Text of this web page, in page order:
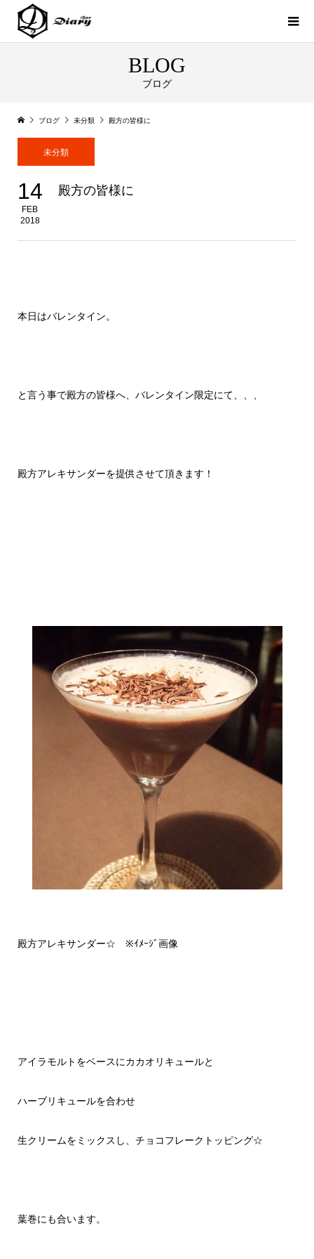
BLOG
ブログ
ブログ 未分類 殿方の皆様に
未分類
14
FEB
2018
殿方の皆様に
本日はバレンタイン。
と言う事で殿方の皆様へ、バレンタイン限定にて、、、
殿方アレキサンダーを提供させて頂きます！
殿方アレキサンダー☆ ※ｲﾒｰｼﾞ画像
アイラモルトをベースにカカオリキュールと
ハーブリキュールを合わせ
生クリームをミックスし、チョコフレークトッピング☆
葉巻にも合います。